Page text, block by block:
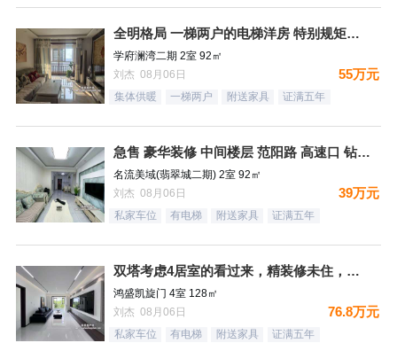
全明格局 一梯两户的电梯洋房 特别规矩的一个小区 集中供暖
学府澜湾二期 2室 92㎡
刘杰 08月06日
55万元
集体供暖 一梯两户 附送家具 证满五年
急售 豪华装修 中间楼层 范阳路 高速口 钻石广场
名流美域(翡翠城二期) 2室 92㎡
刘杰 08月06日
39万元
私家车位 有电梯 附送家具 证满五年
双塔考虑4居室的看过来，精装修未住，拎包入住，看房随时
鸿盛凯旋门 4室 128㎡
刘杰 08月06日
76.8万元
私家车位 有电梯 附送家具 证满五年